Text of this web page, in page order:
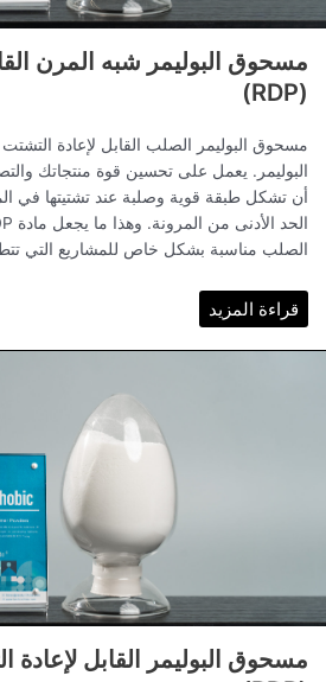
مسحوق البوليمر شبه المرن
(RDP)
مسحوق البوليمر الصلب القابل لإعادة
البوليمر. يعمل على تحسين قوة منتجاتك
الصلب مناسبة بشكل خاص للمشاريع التي
قراءة المزيد
مسحوق البوليمر القابل لإعادة